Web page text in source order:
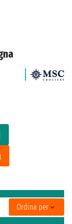
Ordina per